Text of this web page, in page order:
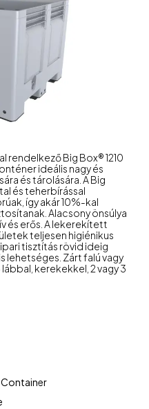
rendelkező Big Box® 1210
ideális nagy és
és tárolására. A Big
és teherbírással
így akár 10%-kal
Alacsony önsúlya
és erős. A lekerekített
teljesen higiénikus
tisztítás rövid ideig
lehetséges. Zárt falú vagy
kerekekkel, 2 vagy 3
Container